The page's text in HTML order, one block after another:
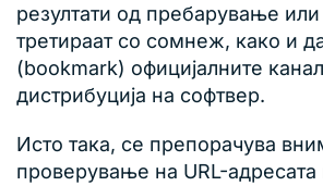
резултати од пребарување
третираат со сомнеж, како и
(bookmark) официјалните
дистрибуција на софтвер.
Исто така, се препорачува
проверување на URL-адресата